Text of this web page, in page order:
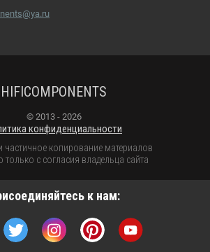
HIFICOMPONENTS
© 2013 - 2026
конфиденциальности
частичное копирование материалов
только с согласия владельца сайта
к нам: